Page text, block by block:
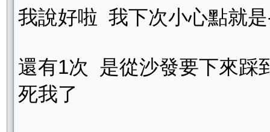
我說好啦 我下次小心點就
還有1次 是從沙發要下來
死我了